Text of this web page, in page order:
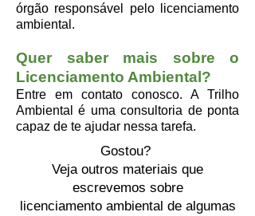
órgão responsável pelo licenciamento
ambiental.
Quer saber mais sobre o
Licenciamento Ambiental?
Entre em contato conosco. A Trilho
Ambiental é uma consultoria de ponta
capaz de te ajudar nessa tarefa.
Gostou?
Veja outros materiais que
escrevemos sobre
licenciamento ambiental de algumas